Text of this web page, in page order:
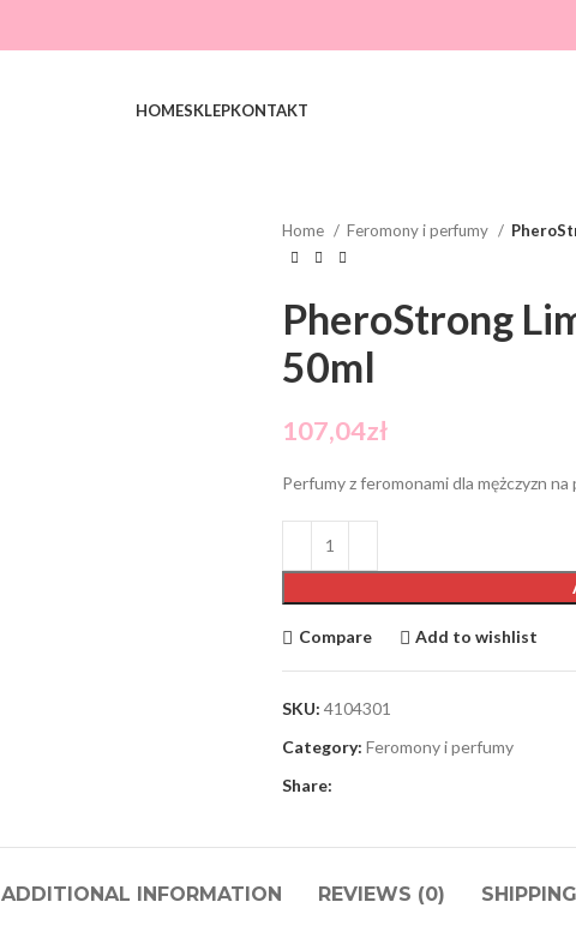
HOMESKLEPKONTAKT
Home
Feromony i perfumy
PheroStrong
50ml
107,04zł
Perfumy z feromonami dla mężczyzn
Compare Add to wishlist
SKU: 4104301
Category: Feromony i perfumy
Share:
ADDITIONAL INFORMATION REVIEWS (0)